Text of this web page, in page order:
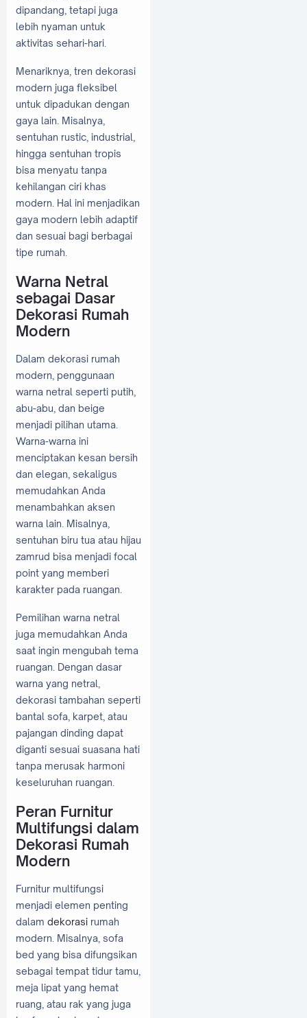
dipandang, tetapi juga
lebih nyaman untuk
aktivitas sehari-hari.
Menariknya, tren dekorasi
modern juga fleksibel
untuk dipadukan dengan
gaya lain. Misalnya,
sentuhan rustic, industrial,
hingga sentuhan tropis
bisa menyatu tanpa
kehilangan ciri khas
modern. Hal ini menjadikan
gaya modern lebih adaptif
dan sesuai bagi berbagai
tipe rumah.
Warna Netral
sebagai Dasar
Dekorasi Rumah
Modern
Dalam dekorasi rumah
modern, penggunaan
warna netral seperti putih,
abu-abu, dan beige
menjadi pilihan utama.
Warna-warna ini
menciptakan kesan bersih
dan elegan, sekaligus
memudahkan Anda
menambahkan aksen
warna lain. Misalnya,
sentuhan biru tua atau hijau
zamrud bisa menjadi focal
point yang memberi
karakter pada ruangan.
Pemilihan warna netral
juga memudahkan Anda
saat ingin mengubah tema
ruangan. Dengan dasar
warna yang netral,
dekorasi tambahan seperti
bantal sofa, karpet, atau
pajangan dinding dapat
diganti sesuai suasana hati
tanpa merusak harmoni
keseluruhan ruangan.
Peran Furnitur
Multifungsi dalam
Dekorasi Rumah
Modern
Furnitur multifungsi
menjadi elemen penting
dalam dekorasi rumah
modern. Misalnya, sofa
bed yang bisa difungsikan
sebagai tempat tidur tamu,
meja lipat yang hemat
ruang, atau rak yang juga